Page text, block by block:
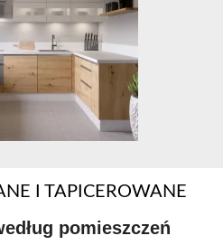
I TAPICEROWANE
pomieszczeń